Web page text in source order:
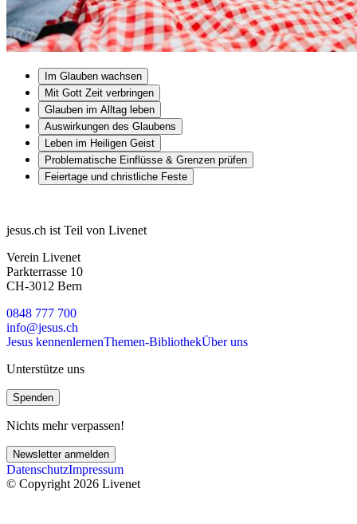
Im Glauben wachsen
Mit Gott Zeit verbringen
Glauben im Alltag leben
Auswirkungen des Glaubens
Leben im Heiligen Geist
Problematische Einflüsse & Grenzen prüfen
Feiertage und christliche Feste
jesus.ch ist Teil von Livenet
Verein Livenet
Parkterrasse 10
CH-3012 Bern
0848 777 700
info@jesus.ch
Jesus kennenlernenThemen-BibliothekÜber uns
Unterstütze uns
Spenden
Nichts mehr verpassen!
Newsletter anmelden
DatenschutzImpressum
© Copyright 2026 Livenet